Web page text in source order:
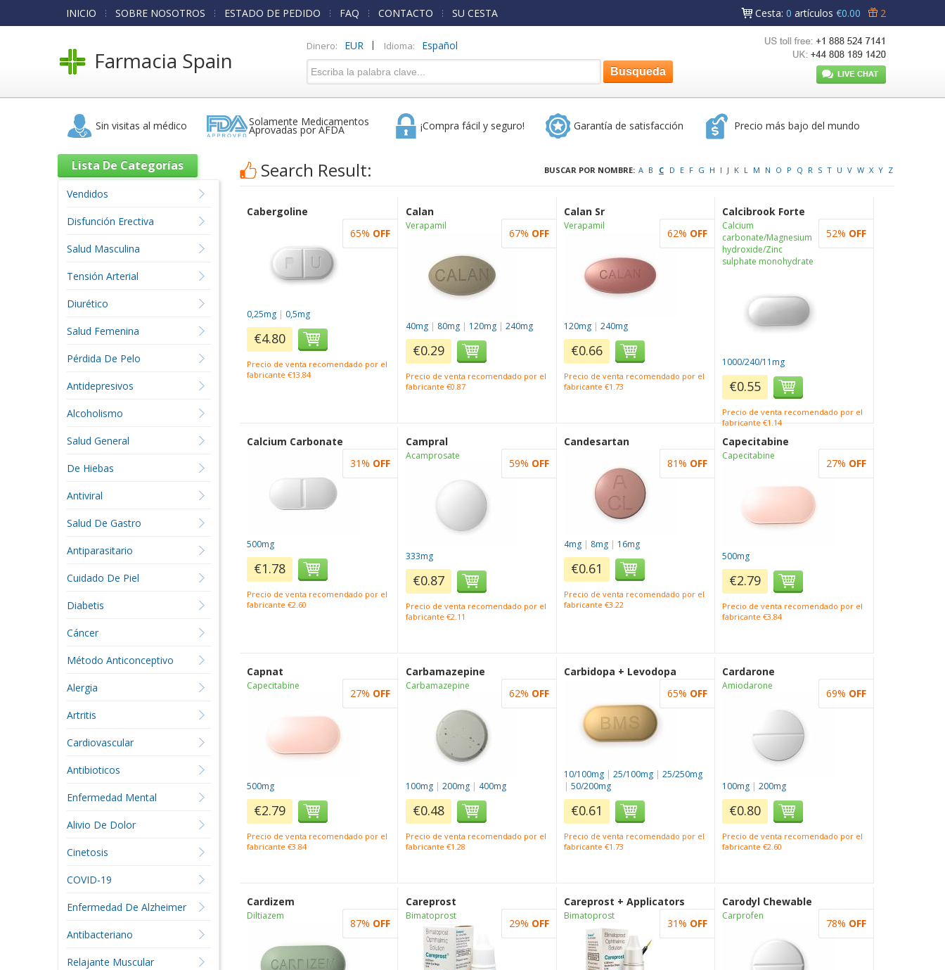
INICIO SOBRE NOSOTROS ESTADO DE PEDIDO FAQ CONTACTO SU CESTA Cesta: 0 artículos €0.00 2
Farmacia Spain
Dinero: EUR | Idioma: Español
Sin visitas al médico Solamente Medicamentos
Aprovadas por AFDA ¡Compra fácil y seguro! Garantía de satisfacción Precio más bajo del mundo
Search Result: BUSCAR POR NOMBRE: A B C D E F G H I J K L M N O P Q R S T U V W X Y Z
Cabergoline
0,25mg | 0,5mg
€4.80
Precio de venta recomendado por el
fabricante €13.84
65% OFF
Calan
Verapamil
40mg| 80mg| 120mg| 240mg
€0.29
Precio de venta recomendado por el
fabricante €0.87
67% OFF
Calan Sr
Verapamil
120mg | 240mg
€0.66
Precio de venta recomendado por el
fabricante €1.73
62% OFF
Calcibrook Forte
Calcium
carbonate/Magnesium
hydroxide/Zinc
sulphate monohydrate
1000/240/11mg
€0.55
Precio de venta recomendado por el
fabricante €1.14
52% OFF
Calcium Carbonate
500mg
€1.78
Precio de venta recomendado por el
fabricante €2.60
31% OFF
Campral
Acamprosate
333mg
€0.87
Precio de venta recomendado por el
fabricante €2.11
59% OFF
Candesartan
4mg | 8mg | 16mg
€0.61
Precio de venta recomendado por el
fabricante €3.22
81% OFF
Capecitabine
Capecitabine
500mg
€2.79
Precio de venta recomendado por el
fabricante €3.84
27% OFF
Capnat
Capecitabine
500mg
€2.79
Precio de venta recomendado por el
fabricante €3.84
27% OFF
Carbamazepine
Carbamazepine
100mg| 200mg| 400mg
€0.48
Precio de venta recomendado por el
fabricante €1.28
62% OFF
Carbidopa + Levodopa
10/100mg | 25/100mg | 25/250mg
| 50/200mg
€0.61
Precio de venta recomendado por el
fabricante €1.73
65% OFF
Cardarone
Amiodarone
100mg |200mg
€0.80
Precio de venta recomendado por el
fabricante €2.60
69% OFF
Cardizem
Diltiazem
87% OFF
Careprost
Bimatoprost
29% OFF
Careprost + Applicators
Bimatoprost
31% OFF
Carodyl Chewable
Carprofen
78% OFF
Lista De Categorías
Vendidos
Disfunción Erectiva
Salud Masculina
Tensión Arterial
Diurético
Salud Femenina
Pérdida De Pelo
Antidepresivos
Alcoholismo
Salud General
De Hiebas
Antiviral
Salud De Gastro
Antiparasitario
Cuidado De Piel
Diabetis
Cáncer
Método Anticonceptivo
Alergia
Artritis
Cardiovascular
Antibioticos
Enfermedad Mental
Alivio De Dolor
Cinetosis
COVID-19
Enfermedad De Alzheimer
Antibacteriano
Relajante Muscular